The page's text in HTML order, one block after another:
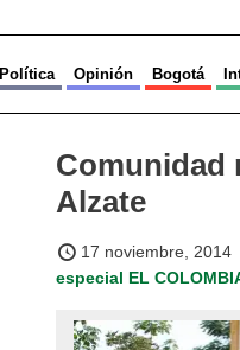
Política Opinión Bogotá
Comunidad
Alzate
17 noviembre, 2014
especial EL